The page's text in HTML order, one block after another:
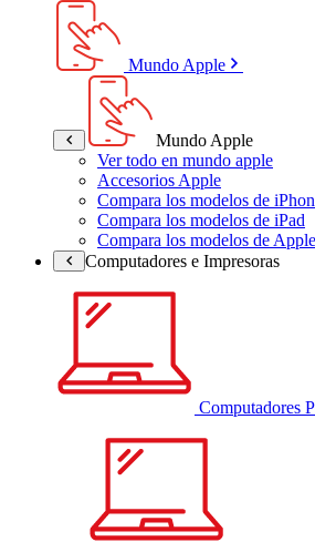
Mundo Apple
Mundo Apple
Ver todo en mundo apple
Accesorios Apple
Compara los modelos de
Compara los modelos de iPad
Compara los modelos de
Computadores e Impresoras
Computadores